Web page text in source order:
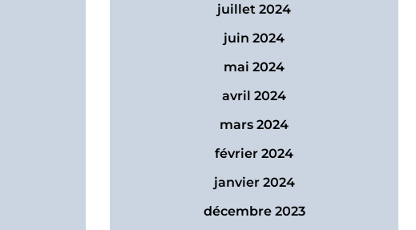
juillet 2024
juin 2024
mai 2024
avril 2024
mars 2024
février 2024
janvier 2024
décembre 2023